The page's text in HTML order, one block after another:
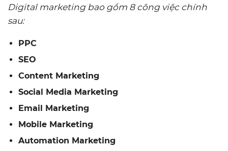
Digital marketing bao gồm 8 công việc chính
sau:
PPC
SEO
Content Marketing
Social Media Marketing
Email Marketing
Mobile Marketing
Automation Marketing